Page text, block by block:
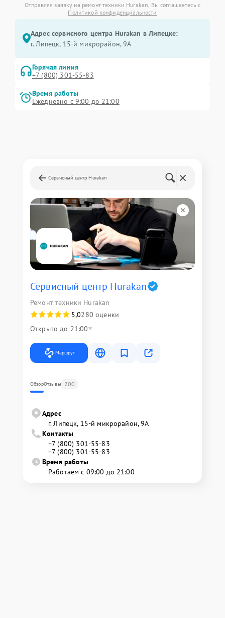
Отправляя заявку на ремонт техники Hurakan, Вы соглашаетесь с
Политикой конфиденциальности
Адрес сервисного центра Hurakan в Липецке:
г. Липецк, 15-й микрорайон, 9А
Горячая линия
+7 (800) 301-55-83
Время работы
Ежедневно с 9:00 до 21:00
Сервисный центр Hurakan
Сервисный центр Hurakan
Ремонт техники Hurakan
5,0280 оценки
Открыто до 21:00
Маршрут
ОбзорОтзывы 200
Адрес
г. Липецк, 15-й микрорайон, 9А
Контакты
+7 (800) 301-55-83
+7 (800) 301-55-83
Время работы
Работаем с 09:00 до 21:00